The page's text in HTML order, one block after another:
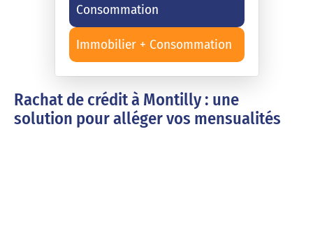
Consommation
Immobilier + Consommation
Rachat de crédit à Montilly : une
solution pour alléger vos mensualités